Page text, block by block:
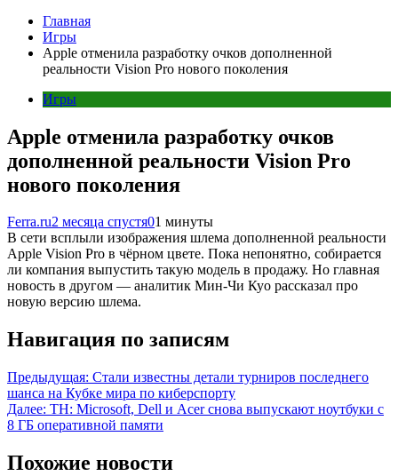
Главная
Игры
Apple отменила разработку очков дополненной
реальности Vision Pro нового поколения
Игры
Apple отменила разработку очков
дополненной реальности Vision Pro
нового поколения
Ferra.ru2 месяца спустя01 минуты
В сети всплыли изображения шлема дополненной реальности
Apple Vision Pro в чёрном цвете. Пока непонятно, собирается
ли компания выпустить такую модель в продажу. Но главная
новость в другом — аналитик Мин-Чи Куо рассказал про
новую версию шлема.
Навигация по записям
Предыдущая: Стали известны детали турниров последнего
шанса на Кубке мира по киберспорту
Далее: TH: Microsoft, Dell и Acer снова выпускают ноутбуки с
8 ГБ оперативной памяти
Похожие новости